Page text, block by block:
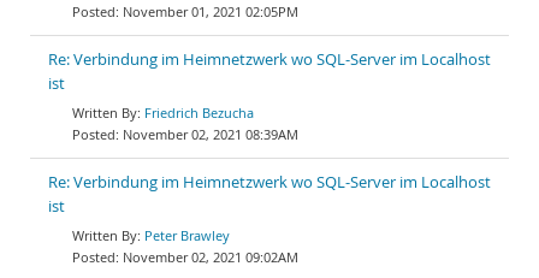
November 01, 2021 02:05PM
Re: Verbindung im Heimnetzwerk wo SQL-Server im Localhost
ist
Friedrich Bezucha
November 02, 2021 08:39AM
Re: Verbindung im Heimnetzwerk wo SQL-Server im Localhost
ist
Peter Brawley
November 02, 2021 09:02AM